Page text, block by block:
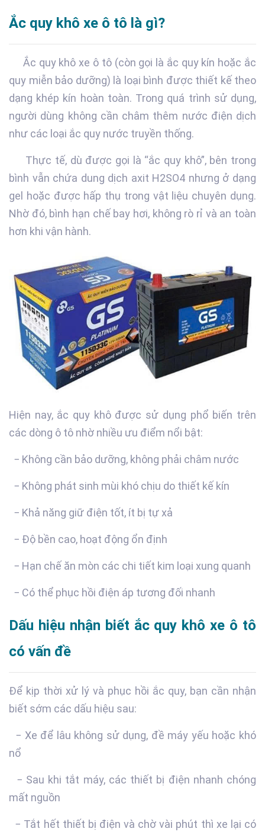
Ắc quy khô xe ô tô là gì?
Ắc quy khô xe ô tô (còn gọi là ắc quy kín hoặc ắc
quy miễn bảo dưỡng) là loại bình được thiết kế theo
dạng khép kín hoàn toàn. Trong quá trình sử dụng,
người dùng không cần châm thêm nước điện dịch
như các loại ắc quy nước truyền thống.
Thực tế, dù được gọi là “ắc quy khô”, bên trong
bình vẫn chứa dung dịch axit H2SO4 nhưng ở dạng
gel hoặc được hấp thụ trong vật liệu chuyên dụng.
Nhờ đó, bình hạn chế bay hơi, không rò rỉ và an toàn
hơn khi vận hành.
Hiện nay, ắc quy khô được sử dụng phổ biến trên
các dòng ô tô nhờ nhiều ưu điểm nổi bật:
− Không cần bảo dưỡng, không phải châm nước
− Không phát sinh mùi khó chịu do thiết kế kín
− Khả năng giữ điện tốt, ít bị tự xả
− Độ bền cao, hoạt động ổn định
− Hạn chế ăn mòn các chi tiết kim loại xung quanh
− Có thể phục hồi điện áp tương đối nhanh
Dấu hiệu nhận biết ắc quy khô xe ô tô
có vấn đề
Để kịp thời xử lý và phục hồi ắc quy, bạn cần nhận
biết sớm các dấu hiệu sau:
− Xe để lâu không sử dụng, đề máy yếu hoặc khó
nổ
− Sau khi tắt máy, các thiết bị điện nhanh chóng
mất nguồn
− Tắt hết thiết bị điện và chờ vài phút thì xe lại có